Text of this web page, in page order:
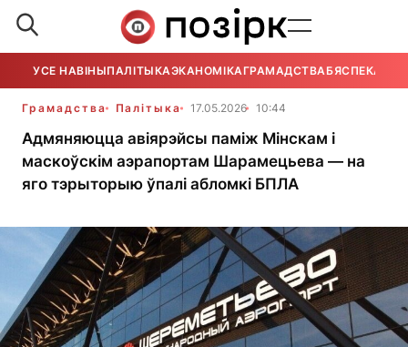
УСЕ НАВІНЫПАЛІТЫКАЭКАНОМІКАГРАМАДСТВАБЯСПЕКА
Грамадства Палітыка 17.05.2026 10:44
Адмяняюцца авіярэйсы паміж Мінскам і
маскоўскім аэрапортам Шарамецьева — на
яго тэрыторыю ўпалі абломкі БПЛА